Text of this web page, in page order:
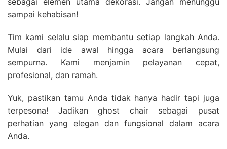
sampai kehabisan!
Tim kami selalu siap membantu setiap langkah Anda.
Mulai dari ide awal hingga acara berlangsung
sempurna. Kami menjamin pelayanan cepat,
profesional, dan ramah.
Yuk, pastikan tamu Anda tidak hanya hadir tapi juga
terpesona! Jadikan ghost chair sebagai pusat
perhatian yang elegan dan fungsional dalam acara
Anda.